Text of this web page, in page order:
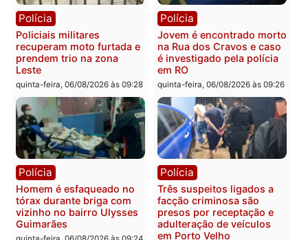
Você também vai querer ler...
Polícia
Tragédia na BR-364:
colisão entre caminhão e
carro deixa quatro mortos
em Porto Velho
Política
Ministro Dias Tofolli , do
TSE, determina
e processamento da
que pode levar à perda
mandato da prefeita de